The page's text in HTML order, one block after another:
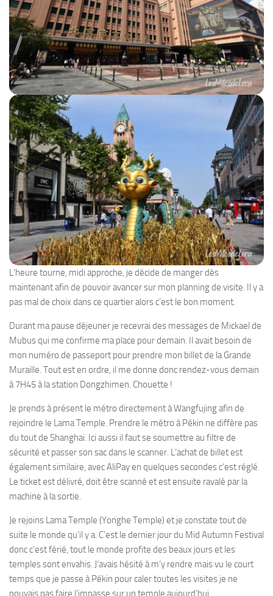
L’heure tourne, midi approche, je décide de manger dès
maintenant afin de pouvoir avancer sur mon planning de visite. Il y a
pas mal de choix dans ce quartier alors c’est le bon moment.
Durant ma pause déjeuner je recevrai des messages de Mickael de
Mubus qui me confirme ma place pour demain. Il avait besoin de
mon numéro de passeport pour prendre mon billet de la Grande
Muraille. Tout est en ordre, il me donne donc rendez-vous demain
à 7H45 à la station Dongzhimen. Chouette !
Je prends à présent le métro directement à Wangfujing afin de
rejoindre le Lama Temple. Prendre le métro à Pékin ne diffère pas
du tout de Shanghai. Ici aussi il faut se soumettre au filtre de
sécurité et passer son sac dans le scanner. L’achat de billet est
également similaire, avec AliPay en quelques secondes c’est réglé.
Le ticket est délivré, doit être scanné et est ensuite ravalé par la
machine à la sortie.
Je rejoins Lama Temple (Yonghe Temple) et je constate tout de
suite le monde qu’il y a. C’est le dernier jour du Mid Autumn Festival
donc c’est férié, tout le monde profite des beaux jours et les
temples sont envahis. J’avais hésité à m’y rendre mais vu le court
temps que je passe à Pékin pour caler toutes les visites je ne
pouvais pas faire l’impasse sur un temple aujourd’hui.